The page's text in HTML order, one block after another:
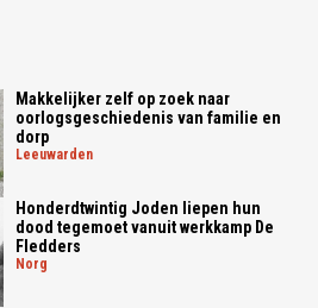
Makkelijker zelf op zoek naar
oorlogsgeschiedenis van familie en
dorp
leeuwarden
Honderdtwintig Joden liepen hun
dood tegemoet vanuit werkkamp De
Fledders
norg